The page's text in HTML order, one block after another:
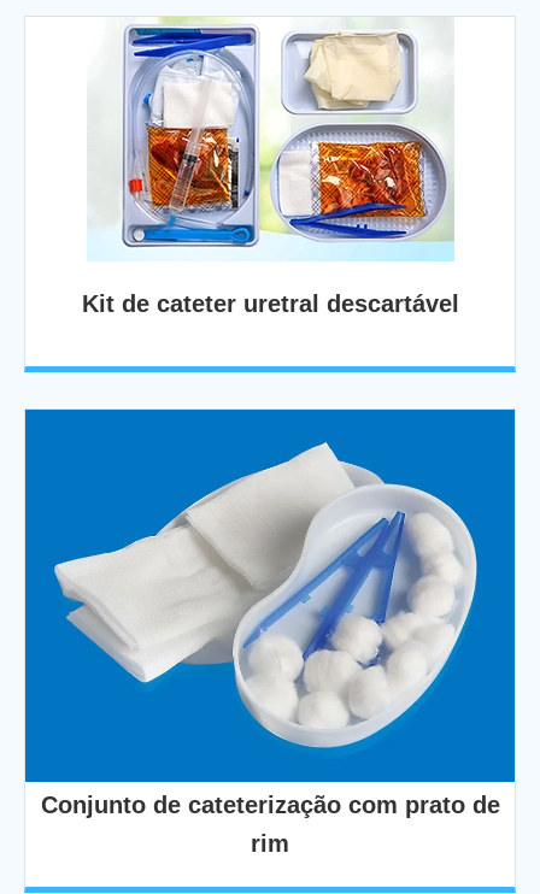
Kit de cateter uretral descartável
Conjunto de cateterização com prato de
rim